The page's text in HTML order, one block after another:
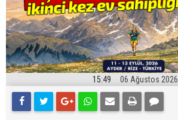
15:49 06 Ağustos 2026